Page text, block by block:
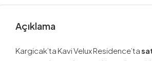
Açıklama
Kargicak’ta Kavi Velux Residence’ta